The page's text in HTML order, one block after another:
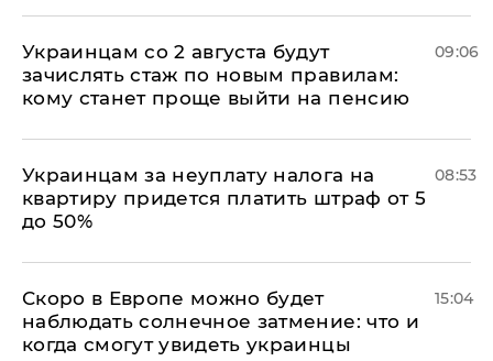
Украинцам со 2 августа будут
зачислять стаж по новым правилам:
кому станет проще выйти на пенсию
09:06
Украинцам за неуплату налога на
квартиру придется платить штраф от 5
до 50%
08:53
Скоро в Европе можно будет
наблюдать солнечное затмение: что и
когда смогут увидеть украинцы
15:04